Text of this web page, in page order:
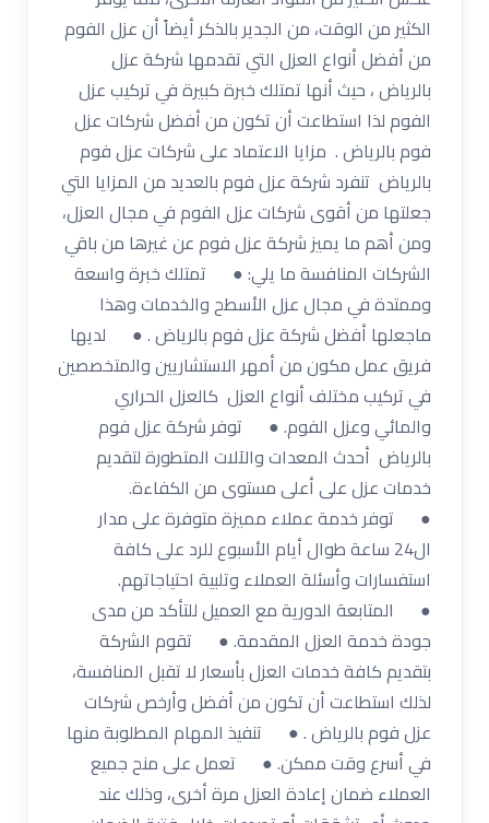
الكثير من الوقت، من الجدير بالذكر أيضاً أن عزل الفوم
من أفضل أنواع العزل التي تقدمها شركة عزل
بالرياض ، حيث أنها تمتلك خبرة كبيرة في تركيب عزل
الفوم لذا استطاعت أن تكون من أفضل شركات عزل
فوم بالرياض . مزايا الاعتماد على شركات عزل فوم
بالرياض تنفرد شركة عزل فوم بالعديد من المزايا التي
جعلتها من أقوى شركات عزل الفوم في مجال العزل،
ومن أهم ما يميز شركة عزل فوم عن غيرها من باقي
الشركات المنافسة ما يلي: ● تمتلك خبرة واسعة
وممتدة في مجال عزل الأسطح والخدمات وهذا
ماجعلها أفضل شركة عزل فوم بالرياض . ● لديها
فريق عمل مكون من أمهر الاستشاريين والمتخصصين
في تركيب مختلف أنواع العزل كالعزل الحراري
والمائي وعزل الفوم. ● توفر شركة عزل فوم
بالرياض أحدث المعدات والآلات المتطورة لتقديم
خدمات عزل على أعلى مستوى من الكفاءة.
● توفر خدمة عملاء مميزة متوفرة على مدار
ال24 ساعة طوال أيام الأسبوع للرد على كافة
استفسارات وأسئلة العملاء وتلبية احتياجاتهم.
● المتابعة الدورية مع العميل للتأكد من مدى
جودة خدمة العزل المقدمة. ● تقوم الشركة
بتقديم كافة خدمات العزل بأسعار لا تقبل المنافسة،
لذلك استطاعت أن تكون من أفضل وأرخص شركات
عزل فوم بالرياض . ● تنفيذ المهام المطلوبة منها
في أسرع وقت ممكن. ● تعمل على منح جميع
العملاء ضمان إعادة العزل مرة أخرى، وذلك عند